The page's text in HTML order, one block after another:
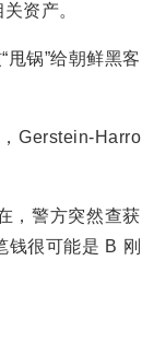
资产。
锅”给朝鲜黑客
Gerstein-Harro
，警方突然查获
钱很可能是 B 刚